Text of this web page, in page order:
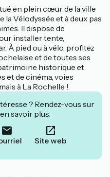
en plein cœur de la ville
la Vélodyssée et à deux pas
Il dispose de
installer tente,
À pied ou à vélo, profitez
et de toutes ses
historique et
et de cinéma, voies
à La Rochelle !
? Rendez-vous sur
savoir plus.
Site web